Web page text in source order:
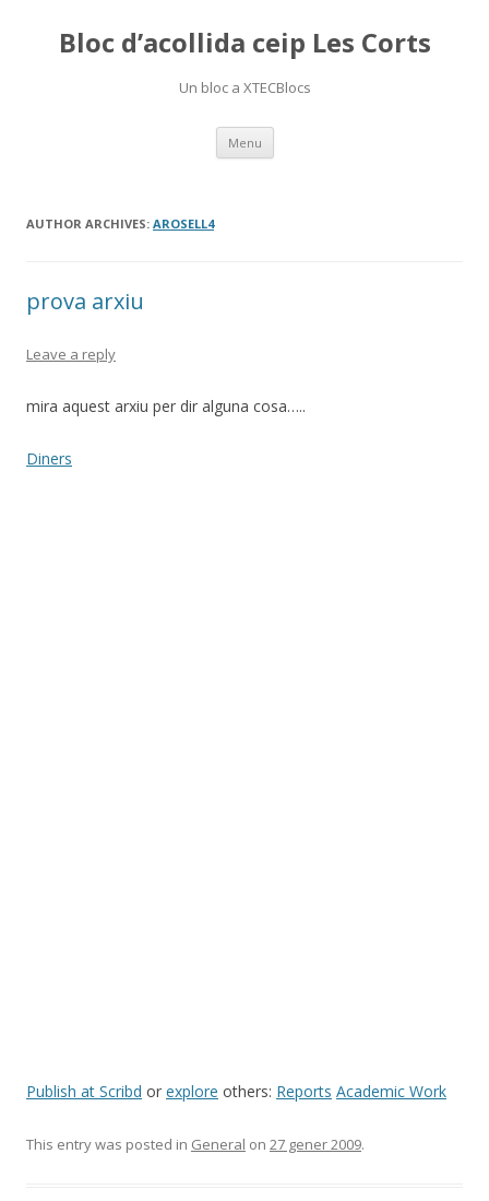
Bloc d’acollida ceip Les Corts
Un bloc a XTECBlocs
Menu Skip
content
AUTHOR ARCHIVES: AROSELL4
prova arxiu
Leave a reply
mira aquest arxiu per dir alguna cosa…..
Diners
Publish at Scribd or explore others: Reports Academic Work
This entry was posted in General on 27 gener 2009.